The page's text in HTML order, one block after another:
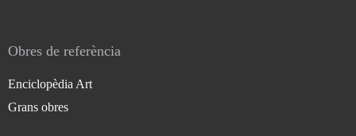
Obres de referència
Enciclopèdia Art
Grans obres